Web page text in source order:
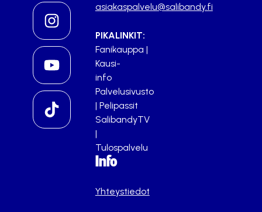
asiakaspalvelu@salibandy.fi
PIKALINKIT:
Fanikauppa |
Kausi-
info
Palvelusivusto
| Pelipassit
SalibandyTV
|
Tulospalvelu
Info
Yhteystiedot